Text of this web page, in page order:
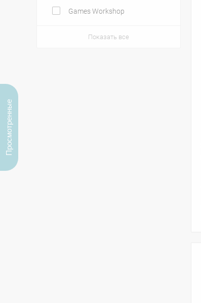
Games Workshop
Показать все
Просмотренные